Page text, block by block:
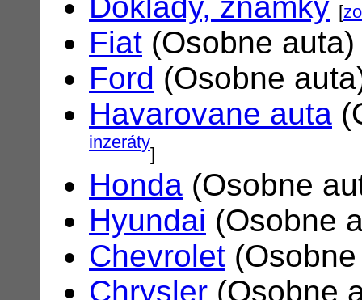
Doklady, znamky [
Fiat (Osobne
Ford (Osobne
Havarovane auta
inzeráty]
Honda (Osobne
Hyundai (Osobne
Chevrolet
Chrysler (Osobne